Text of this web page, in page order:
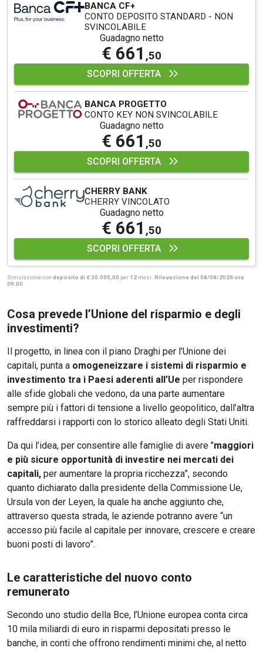
BANCA CF+
CONTO DEPOSITO STANDARD - NON
SVINCOLABILE
Guadagno netto
€ 661 ,50
SCOPRI OFFERTA
BANCA PROGETTO
CONTO KEY NON SVINCOLABILE
Guadagno netto
€ 661 ,50
SCOPRI OFFERTA
CHERRY BANK
CHERRY VINCOLATO
Guadagno netto
€ 661 ,50
SCOPRI OFFERTA
Simulazione con deposito di € 30.000,00 per 12 mesi. Rilevazione del 08/08/2026 ore
09:00
Cosa prevede l’Unione del risparmio e degli
investimenti?
Il progetto, in linea con il piano Draghi per l’Unione dei
capitali, punta a omogeneizzare i sistemi di risparmio e
investimento tra i Paesi aderenti all’Ue per rispondere
alle sfide globali che vedono, da una parte aumentare
sempre più i fattori di tensione a livello geopolitico, dall’altra
raffreddarsi i rapporti con lo storico alleato degli Stati Uniti.
Da qui l’idea, per consentire alle famiglie di avere "maggiori
e più sicure opportunità di investire nei mercati dei
capitali, per aumentare la propria ricchezza”, secondo
quanto dichiarato dalla presidente della Commissione Ue,
Ursula von der Leyen, la quale ha anche aggiunto che,
attraverso questa strada, le aziende potranno avere “un
accesso più facile al capitale per innovare, crescere e creare
buoni posti di lavoro”.
Le caratteristiche del nuovo conto
remunerato
Secondo uno studio della Bce, l’Unione europea conta circa
10 mila miliardi di euro in risparmi depositati presso le
banche, in conti che offrono rendimenti minimi che, al netto